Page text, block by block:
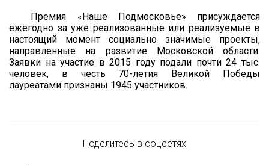
Премия «Наше Подмосковье» присуждается
ежегодно за уже реализованные или реализуемые в
настоящий момент социально значимые проекты,
направленные на развитие Московской области.
Заявки на участие в 2015 году подали почти 24 тыс.
человек, в честь 70-летия Великой Победы
лауреатами признаны 1945 участников.
Поделитесь в соцсетях